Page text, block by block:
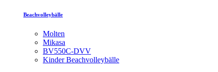
Beachvolleybälle
Molten
Mikasa
BV550C-DVV
Kinder Beachvolleybälle